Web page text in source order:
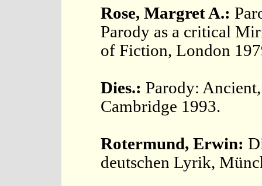
Rose, Margret A.:
Parody as a critical
of Fiction, London
Dies.: Parody:
Cambridge 1993.
Rotermund, Erwin:
deutschen Lyrik,